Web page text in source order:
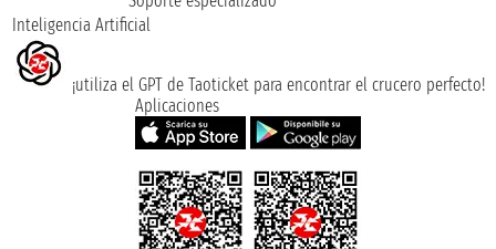
Inteligencia Artificial
¡utiliza el GPT de Taoticket para encontrar el crucero perfecto!
Aplicaciones